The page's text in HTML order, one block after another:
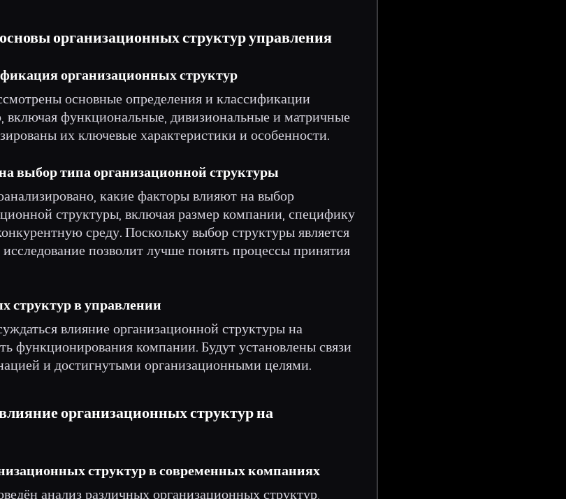
организационных структур управления
организационных структур
основные определения и классификации
включая функциональные, дивизиональные и матричные
их ключевые характеристики и особенности.
выбор типа организационной структуры
какие факторы влияют на выбор
структуры, включая размер компании, специфику
среду. Поскольку выбор структуры является
позволит лучше понять процессы принятия
структур в управлении
влияние организационной структуры на
функционирования компании. Будут установлены связи
и достигнутыми организационными целями.
организационных структур на
структур в современных компаниях
анализ различных организационных структур,